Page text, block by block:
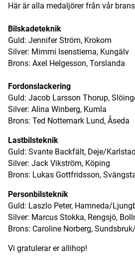
Här är alla medaljörer från vår
Bilskadeteknik
Guld: Jennifer Ström, Krokom
Silver: Mimmi Isenstierna, Kungälv
Brons: Axel Helgesson, Torslanda
Fordonslackering
Guld: Jacob Larsson Thorup,
Silver: Alina Winberg, Kumla
Brons: Ted Nottemark Lund, Åseda
Lastbilsteknik
Guld: Svante Backfält, Deje/Karlstad
Silver: Jack Vikström, Köping
Brons: Lukas Gottfridsson,
Personbilsteknik
Guld: Laszlo Peter, Hamneda/
Silver: Marcus Stokka, Rengsjö,
Brons: Caroline Norberg,
Vi gratulerar er allihop!